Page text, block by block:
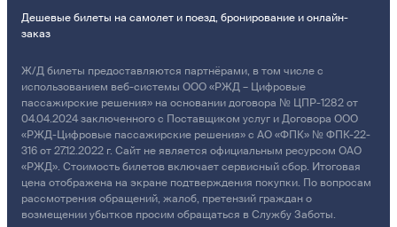
Дешевые билеты на самолет и поезд, бронирование и онлайн-
заказ
Ж/Д билеты предоставляются партнёрами, в том числе с
использованием веб-системы ООО «РЖД – Цифровые
пассажирские решения» на основании договора № ЦПР-1282 от
04.04.2024 заключенного с Поставщиком услуг и Договора ООО
«РЖД-Цифровые пассажирские решения» с АО «ФПК» № ФПК-22-
316 от 27.12.2022 г. Сайт не является официальным ресурсом ОАО
«РЖД». Стоимость билетов включает сервисный сбор. Итоговая
цена отображена на экране подтверждения покупки. По вопросам
рассмотрения обращений, жалоб, претензий граждан о
возмещении убытков просим обращаться в Службу Заботы.